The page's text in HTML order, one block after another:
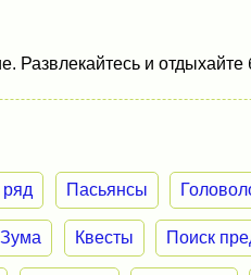
Развлекайтесь и отдыхайте
Пасьянсы
Зума Квесты Поиск